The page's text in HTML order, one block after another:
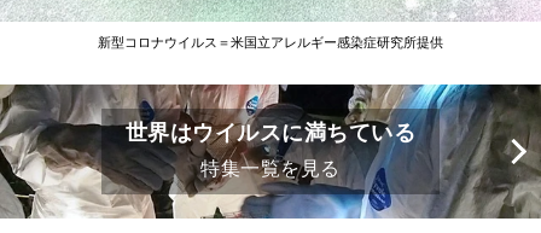
新型コロナウイルス＝米国立アレルギー感染症研究所提供
世界はウイルスに満ちている
特集一覧を見る